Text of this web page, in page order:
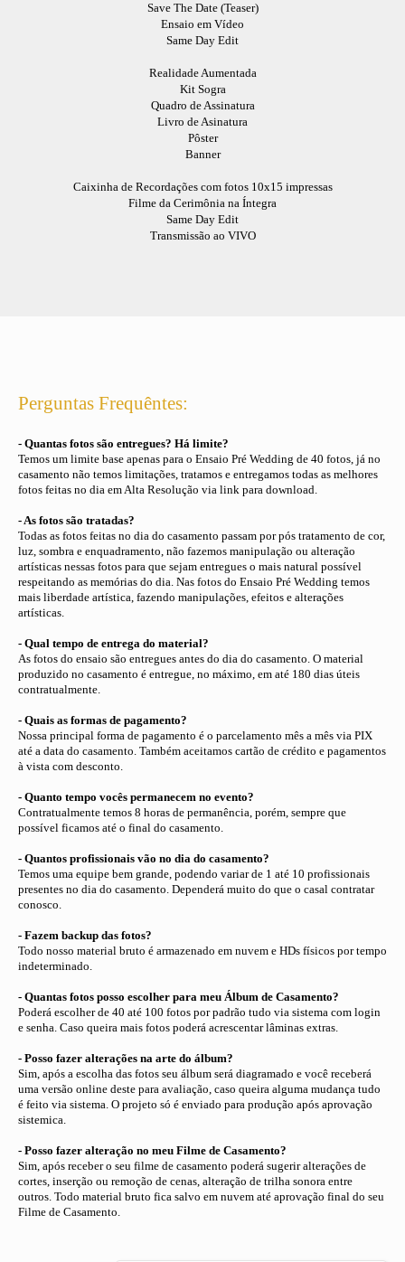
Save The Date (Teaser)
Ensaio em Vídeo
Same Day Edit
Realidade Aumentada
Kit Sogra
Quadro de Assinatura
Livro de Asinatura
Pôster
Banner
Caixinha de Recordações com fotos 10x15 impressas
Filme da Cerimônia na Íntegra
Same Day Edit
Transmissão ao VIVO
Perguntas Frequêntes:
- Quantas fotos são entregues? Há limite?
Temos um limite base apenas para o Ensaio Pré Wedding de 40 fotos, já no
casamento não temos limitações, tratamos e entregamos todas as melhores
fotos feitas no dia em Alta Resolução via link para download.
- As fotos são tratadas?
Todas as fotos feitas no dia do casamento passam por pós tratamento de cor,
luz, sombra e enquadramento, não fazemos manipulação ou alteração
artísticas nessas fotos para que sejam entregues o mais natural possível
respeitando as memórias do dia. Nas fotos do Ensaio Pré Wedding temos
mais liberdade artística, fazendo manipulações, efeitos e alterações
artísticas.
- Qual tempo de entrega do material?
As fotos do ensaio são entregues antes do dia do casamento. O material
produzido no casamento é entregue, no máximo, em até 180 dias úteis
contratualmente.
- Quais as formas de pagamento?
Nossa principal forma de pagamento é o parcelamento mês a mês via PIX
até a data do casamento. Também aceitamos cartão de crédito e pagamentos
à vista com desconto.
- Quanto tempo vocês permanecem no evento?
Contratualmente temos 8 horas de permanência, porém, sempre que
possível ficamos até o final do casamento.
- Quantos profissionais vão no dia do casamento?
Temos uma equipe bem grande, podendo variar de 1 até 10 profissionais
presentes no dia do casamento. Dependerá muito do que o casal contratar
conosco.
- Fazem backup das fotos?
Todo nosso material bruto é armazenado em nuvem e HDs físicos por tempo
indeterminado.
- Quantas fotos posso escolher para meu Álbum de Casamento?
Poderá escolher de 40 até 100 fotos por padrão tudo via sistema com login
e senha. Caso queira mais fotos poderá acrescentar lâminas extras.
- Posso fazer alterações na arte do álbum?
Sim, após a escolha das fotos seu álbum será diagramado e você receberá
uma versão online deste para avaliação, caso queira alguma mudança tudo
é feito via sistema. O projeto só é enviado para produção após aprovação
sistemica.
- Posso fazer alteração no meu Filme de Casamento?
Sim, após receber o seu filme de casamento poderá sugerir alterações de
cortes, inserção ou remoção de cenas, alteração de trilha sonora entre
outros. Todo material bruto fica salvo em nuvem até aprovação final do seu
Filme de Casamento.